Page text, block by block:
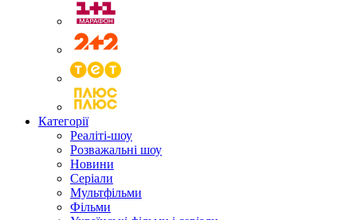
Категорії
Реаліті-шоу
Розважальні шоу
Новини
Серіали
Мультфільми
Фільми